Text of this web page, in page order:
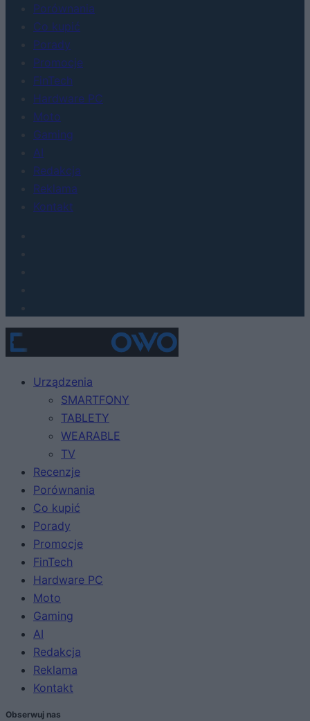
Porównania
Co kupić
Porady
Promocje
FinTech
Hardware PC
Moto
Gaming
AI
Redakcja
Reklama
Kontakt
Urządzenia
SMARTFONY
TABLETY
WEARABLE
TV
Recenzje
Porównania
Co kupić
Porady
Promocje
FinTech
Hardware PC
Moto
Gaming
AI
Redakcja
Reklama
Kontakt
Obserwuj nas